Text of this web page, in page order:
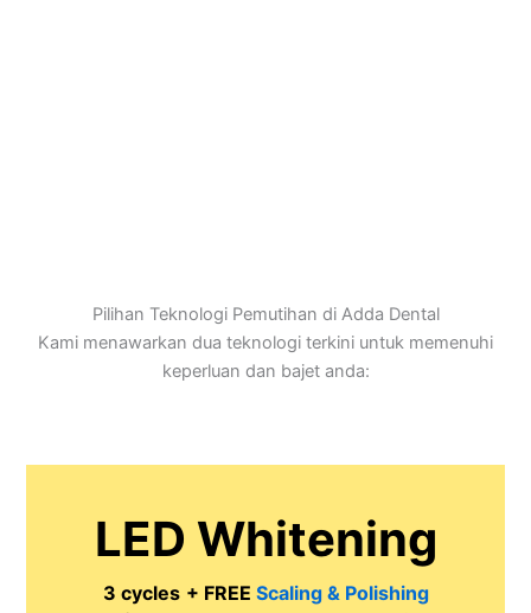
Pilihan Teknologi Pemutihan di Adda Dental
Kami menawarkan dua teknologi terkini untuk memenuhi
keperluan dan bajet anda:
LED Whitening
3 cycles + FREE Scaling & Polishing